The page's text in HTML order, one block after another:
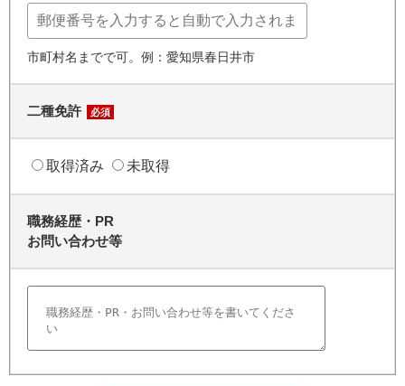
市町村名までで可。例：愛知県春日井市
二種免許 必須
取得済み 未取得
職務経歴・PR
お問い合わせ等